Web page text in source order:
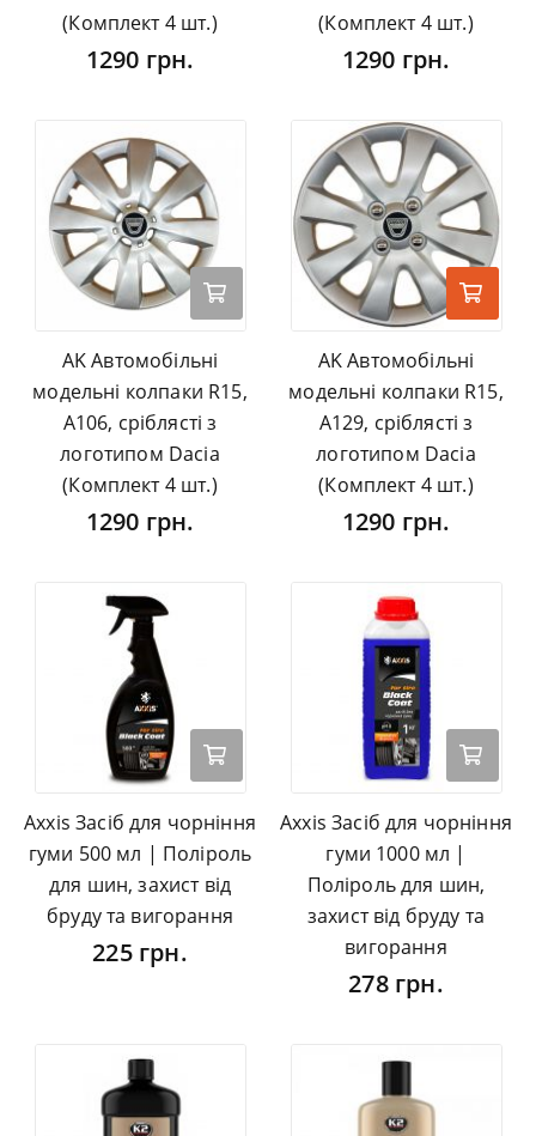
(Комплект 4 шт.)
1290 грн.
(Комплект 4 шт.)
1290 грн.
AK Автомобільні
модельні колпаки R15,
A106, сріблясті з
логотипом Dacia
(Комплект 4 шт.)
1290 грн.
AK Автомобільні
модельні колпаки R15,
A129, сріблясті з
логотипом Dacia
(Комплект 4 шт.)
1290 грн.
Axxis Засіб для чорніння
гуми 500 мл | Поліроль
для шин, захист від
бруду та вигорання
225 грн.
Axxis Засіб для чорніння
гуми 1000 мл |
Поліроль для шин,
захист від бруду та
вигорання
278 грн.